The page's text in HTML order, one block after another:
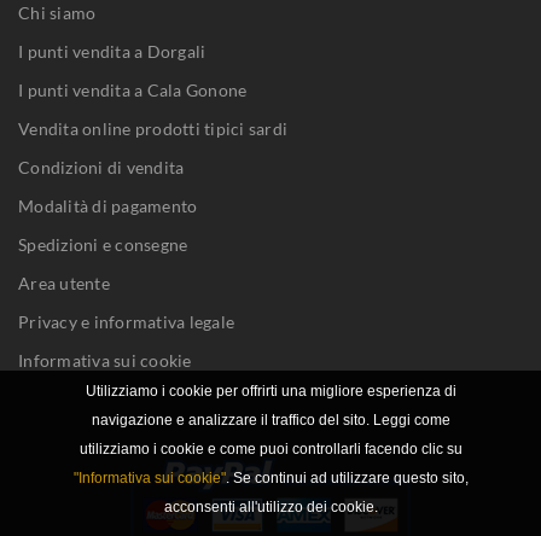
Chi siamo
I punti vendita a Dorgali
I punti vendita a Cala Gonone
Vendita online prodotti tipici sardi
Condizioni di vendita
Modalità di pagamento
Spedizioni e consegne
Area utente
Privacy e informativa legale
Informativa sui cookie
Utilizziamo i cookie per offrirti una migliore esperienza di
navigazione e analizzare il traffico del sito. Leggi come
utilizziamo i cookie e come puoi controllarli facendo clic su
"Informativa sui cookie". Se continui ad utilizzare questo sito,
acconsenti all'utilizzo dei cookie.